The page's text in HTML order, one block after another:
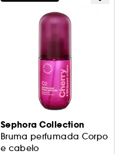
Sephora Collection
Bruma perfumada Corpo
e cabelo